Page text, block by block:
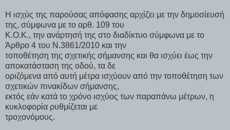
Η ισχύς της παρούσας απόφασης αρχίζει με την δημοσίευσή
της, σύμφωνα με το αρθ. 109 του
Κ.Ο.Κ., την ανάρτησή της στο διαδίκτυο σύμφωνα με το
Άρθρο 4 του Ν.3861/2010 και την
τοποθέτηση της σχετικής σήμανσης και θα ισχύει έως την
αποκατάσταση της οδού, τα δε
οριζόμενα από αυτή μέτρα ισχύουν από την τοποθέτηση των
σχετικών πινακίδων σήμανσης,
εκτός εάν κατά το χρόνο ισχύος των παραπάνω μέτρων, η
κυκλοφορία ρυθμίζεται με
τροχονόμους.